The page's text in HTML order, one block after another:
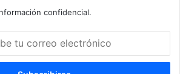
confidencial.